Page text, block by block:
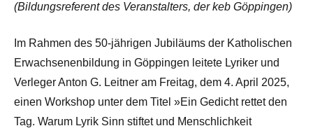
(Bildungsreferent des Veranstalters, der keb Göppingen)
Im Rahmen des 50-jährigen Jubiläums der Katholischen
Erwachsenenbildung in Göppingen leitete Lyriker und
Verleger Anton G. Leitner am Freitag, dem 4. April 2025,
einen Workshop unter dem Titel »Ein Gedicht rettet den
Tag. Warum Lyrik Sinn stiftet und Menschlichkeit